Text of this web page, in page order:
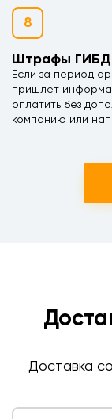
8
Штрафы
Если за период
пришлет
оплатить без
компанию или
Доставка